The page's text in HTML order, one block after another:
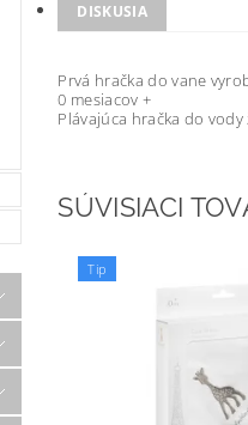
DISKUSIA
Prvá hračka do vane
0 mesiacov +
Plávajúca hračka do
SÚVISIACI
Tip